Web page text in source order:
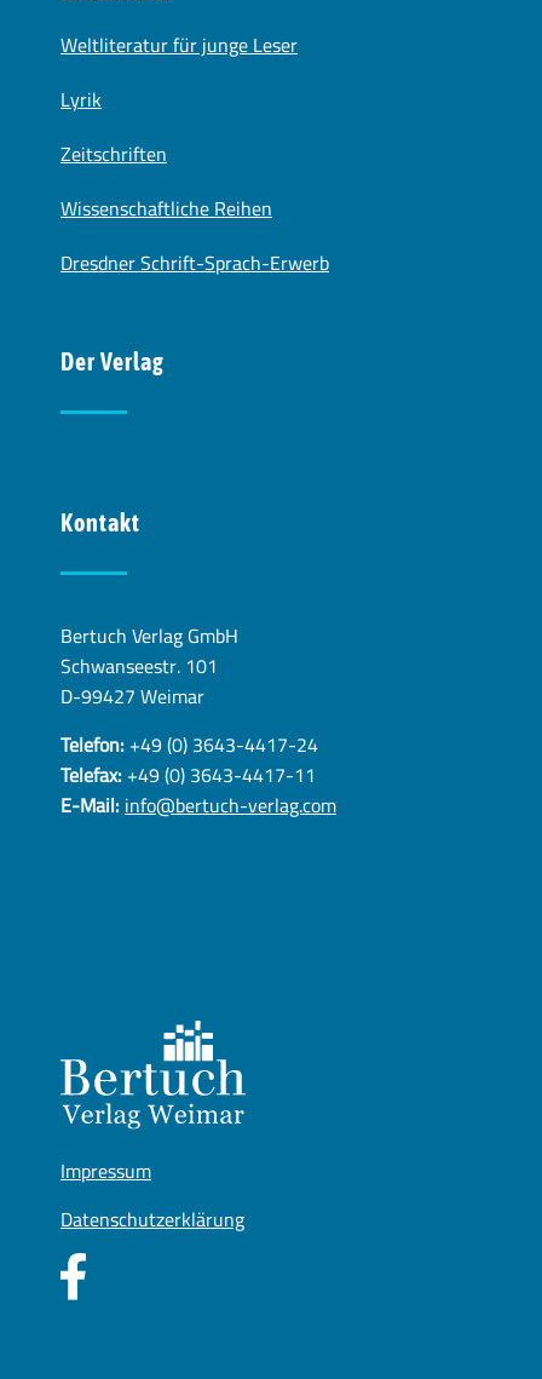
Weltliteratur für junge Leser
Lyrik
Zeitschriften
Wissenschaftliche Reihen
Dresdner Schrift-Sprach-Erwerb
Der Verlag
Kontakt
Bertuch Verlag GmbH
Schwanseestr. 101
D-99427 Weimar
Telefon:+49 (0) 3643-4417-24
Telefax:+49 (0) 3643-4417-11
E-Mail:info@bertuch-verlag.com
Impressum
Datenschutzerklärung